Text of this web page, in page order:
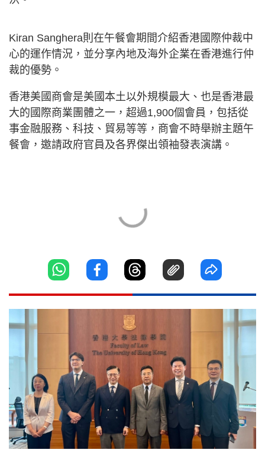
Kiran Sanghera則在午餐會期間介紹香港國際仲裁中
心的運作情況，並分享內地及海外企業在香港進行仲
裁的優勢。
香港美國商會是美國本土以外規模最大、也是香港最
大的國際商業團體之一，超過1,900個會員，包括從
事金融服務、科技、貿易等等，商會不時舉辦主題午
餐會，邀請政府官員及各界傑出領袖發表演講。